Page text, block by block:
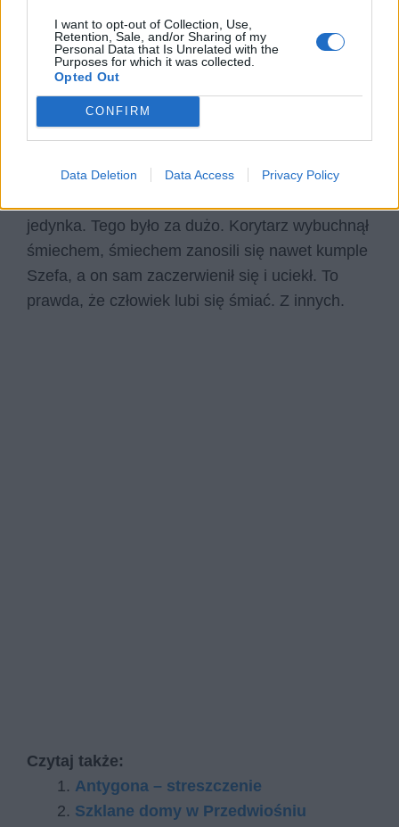
I want to opt-out of Collection, Use,
Retention, Sale, and/or Sharing of my
Personal Data that Is Unrelated with the
Purposes for which it was collected.
Opted Out
CONFIRM
Data Deletion Data Access Privacy Policy
– Maciusiu, może następnym razem, zanim
zaczniesz przyczepiać się do innych ludzi,
upewnij się, że nauczyłeś się porządnie wzorów
skróconego mnożenia, bo twoja ostatnia
nauczycielka podniosła w ręku sprawdzian
jedynka. Tego było za dużo. Korytarz wybuchnął
śmiechem, śmiechem zanosili się nawet kumple
Szefa, a on sam zaczerwienił się i uciekł. To
prawda, że człowiek lubi się śmiać. Z innych.
Czytaj także:
Antygona – streszczenie
Szklane domy w Przedwiośniu